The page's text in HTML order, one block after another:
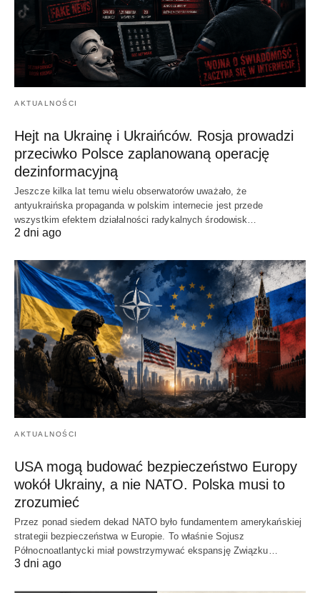
AKTUALNOŚCI
Hejt na Ukrainę i Ukraińców. Rosja prowadzi
przeciwko Polsce zaplanowaną operację
dezinformacyjną
Jeszcze kilka lat temu wielu obserwatorów uważało, że
antyukraińska propaganda w polskim internecie jest przede
wszystkim efektem działalności radykalnych środowisk…
2 dni ago
AKTUALNOŚCI
USA mogą budować bezpieczeństwo Europy
wokół Ukrainy, a nie NATO. Polska musi to
zrozumieć
Przez ponad siedem dekad NATO było fundamentem amerykańskiej
strategii bezpieczeństwa w Europie. To właśnie Sojusz
Północnoatlantycki miał powstrzymywać ekspansję Związku…
3 dni ago